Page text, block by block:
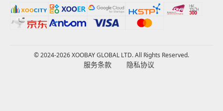
© 2024-2026 XOOBAY GLOBAL LTD. All Rights Reserved.
服务条款 隐私协议